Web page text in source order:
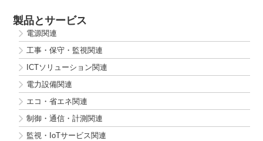
製品とサービス
電源関連
工事・保守・監視関連
ICTソリューション関連
電力設備関連
エコ・省エネ関連
制御・通信・計測関連
監視・IoTサービス関連